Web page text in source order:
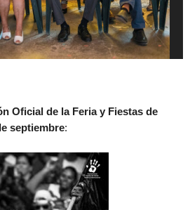
Oficial de la Feria y Fiestas de
septiembre: